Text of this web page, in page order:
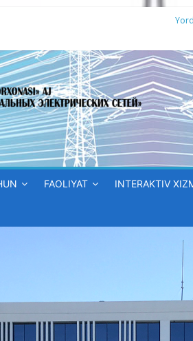
FAOLIYAT INTERAKTIV